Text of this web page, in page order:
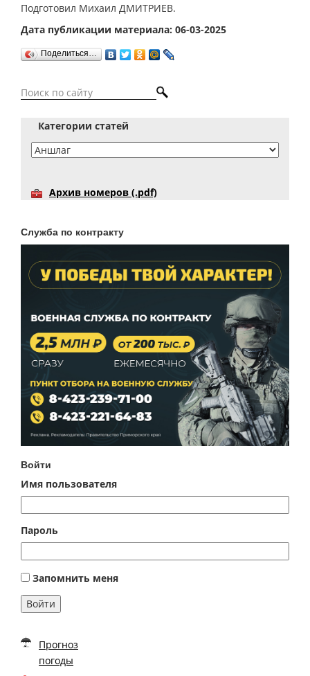
Подготовил Михаил ДМИТРИЕВ.
Дата публикации материала: 06-03-2025
Поделиться…
Категории статей
Архив номеров (.pdf)
Служба по контракту
Войти
Имя пользователя
Пароль
Запомнить меня
Войти
Прогноз
погоды